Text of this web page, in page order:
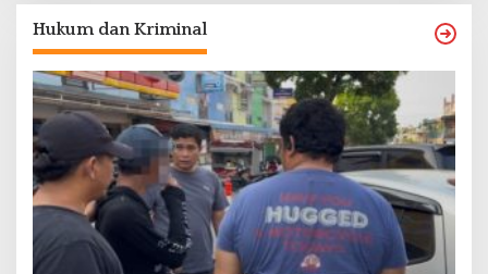
Hukum dan Kriminal